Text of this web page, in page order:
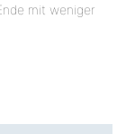
mit weniger